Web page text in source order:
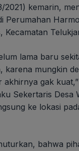
2021) kemarin,
Perumahan
Kecamatan
lama baru
karena mungkin
akhirnya gak
Sekertaris Desa
ke lokasi
bahwa